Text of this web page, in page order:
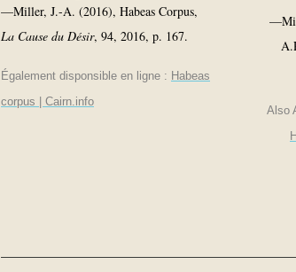
—Miller, J.-A. (2016), Habeas Corpus,
La Cause du Désir, 94, 2016, p. 167.
Également disponsible en ligne : Habeas
corpus | Cairn.info
Also